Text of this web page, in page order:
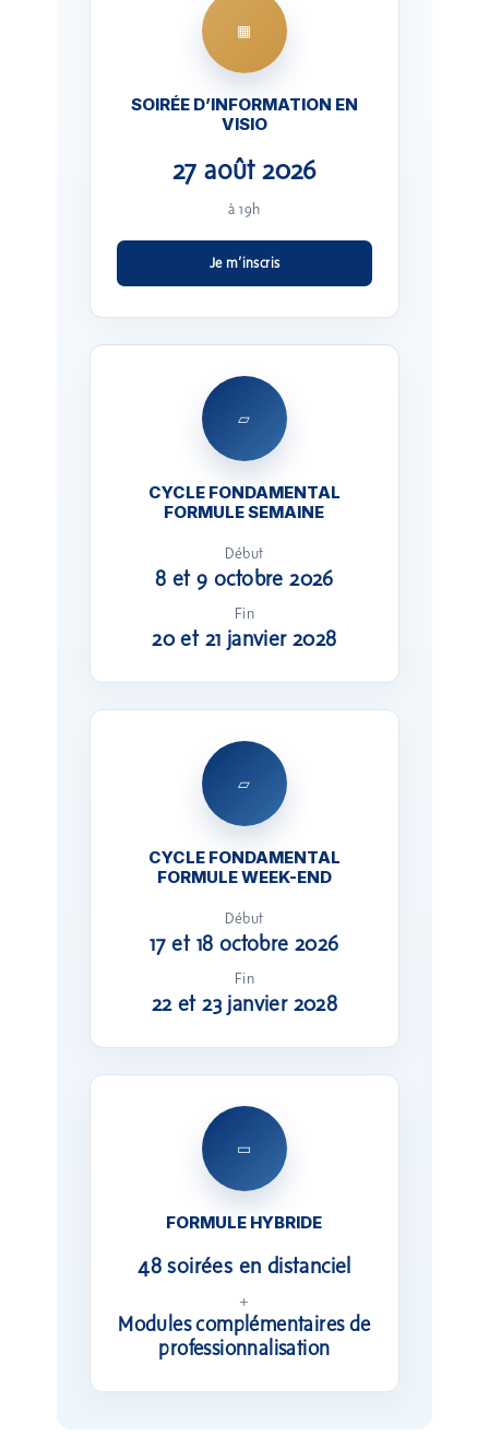
▦
SOIRÉE D’INFORMATION EN
VISIO
27 août 2026
à 19h
Je m’inscris
▱
CYCLE FONDAMENTAL
FORMULE SEMAINE
Début
8 et 9 octobre 2026
Fin
20 et 21 janvier 2028
▱
CYCLE FONDAMENTAL
FORMULE WEEK-END
Début
17 et 18 octobre 2026
Fin
22 et 23 janvier 2028
▭
FORMULE HYBRIDE
48 soirées en distanciel
+
Modules complémentaires de
professionnalisation